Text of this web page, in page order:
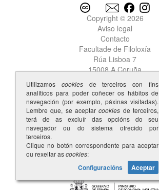
Copyright © 2026
Aviso legal
Contacto
Facultade de Filoloxía
Rúa Lisboa 7
15008 A Coruña
Utilizamos cookiesde terceiros con fins
analíticos para poder coñecer os hábitos de
navegación (por exemplo, páxinas visitadas).
Lembre que, se aceptarcookies de terceiros,
terá de as excluír das opcións do seu
navegador ou do sistema ofrecido por
terceiros.
Clique no botón correspondente para aceptar
ou rexeitar ascookies:
Configuracións Aceptar